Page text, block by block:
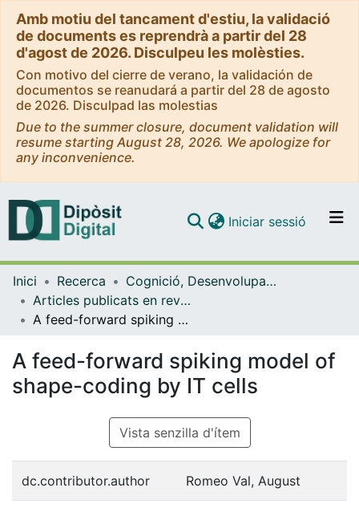
Amb motiu del tancament d'estiu, la validació
de documents es reprendrà a partir del 28
d'agost de 2026. Disculpeu les molèsties.
Con motivo del cierre de verano, la validación de
documentos se reanudará a partir del 28 de agosto
de 2026. Disculpad las molestias
Due to the summer closure, document validation will
resume starting August 28, 2026. We apologize for
any inconvenience.
Navega per tot el DD
Iniciar sessió (current)
Inici Recerca
Cognició, Desenvolupament i Psicologia de l'Educació
Articles publicats en revistes (Cognició, Desenvolupament i Psicologia de l'Educació)
A feed-forward spiking model of shape-coding by IT cells
A feed-forward spiking model of
shape-coding by IT cells
Vista senzilla d'ítem
dc.contributor.author Romeo Val, August